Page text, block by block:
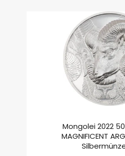
Mongolei 2022
MAGNIFICENT